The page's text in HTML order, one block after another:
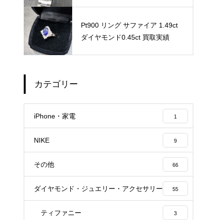
Pt900 リング サファイア 1.49ct
ダイヤモンド0.45ct 買取実績
カテゴリー
iPhone・家電 1
NIKE 9
その他 66
ダイヤモンド・ジュエリー・アクセサリー 55
ティファニー 3